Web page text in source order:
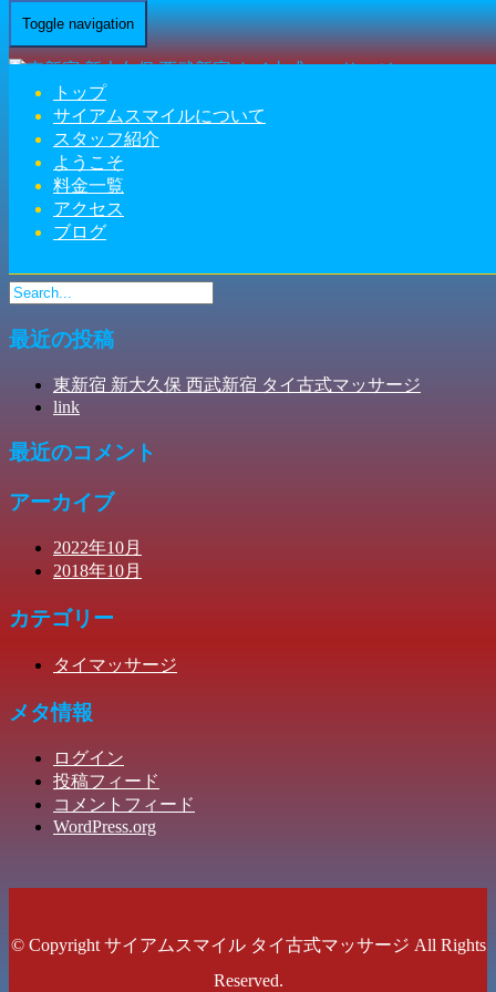
Toggle navigation
トップ
サイアムスマイルについて
スタッフ紹介
ようこそ
料金一覧
アクセス
ブログ
まっすぐ進むと交差点があって、左手
にお進みください。
Home - -まっす…
まっすぐ進むと交差点があって、左手にお進みください。
最近の投稿
東新宿 新大久保 西武新宿 タイ古式マッサージ
link
最近のコメント
アーカイブ
2022年10月
2018年10月
カテゴリー
タイマッサージ
メタ情報
ログイン
投稿フィード
コメントフィード
WordPress.org
© Copyright サイアムスマイル タイ古式マッサージ All Rights
Reserved.